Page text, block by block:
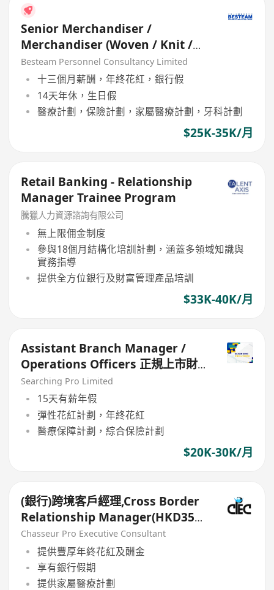
Senior Merchandiser /
Merchandiser (Woven / Knit /
Sweater) - 5 days
Besteam Personnel Consultancy Limited
十三個月薪酬，年終花紅，銀行假
14天年休，生日假
醫療計劃，保險計劃，家屬醫療計劃，牙科計劃
$25K-35K/月
Retail Banking - Relationship
Manager Trainee Program
騰獵人力資源諮詢有限公司
無上限佣金制度
參與18個月結構化培訓計劃，涵蓋多領域知識與
實務指導
提供全方位銀行及財富管理產品培訓
$33K-40K/月
Assistant Branch Manager /
Operations Officers 正規上市財
務公司
Searching Pro Limited
15天有薪年假
彈性花紅計劃，年終花紅
醫療保障計劃，綜合保險計劃
$20K-30K/月
(銀行)跨境客戶經理,Cross Border
Relationship Manager(HKD35k-
50k+)
Chasseur Pro Executive Consultant
提供豐厚年終花紅及酬金
享有銀行假期
提供家屬醫療計劃